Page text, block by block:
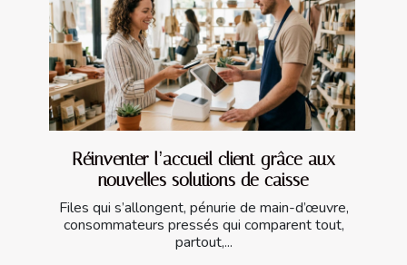
Réinventer l’accueil client grâce aux
nouvelles solutions de caisse
Files qui s’allongent, pénurie de main-d’œuvre,
consommateurs pressés qui comparent tout,
partout,...